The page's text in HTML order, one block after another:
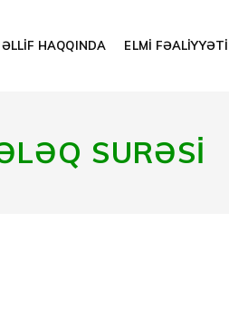
HAQQINDA ELMİ FƏALİYYƏTİ
SURƏSİ